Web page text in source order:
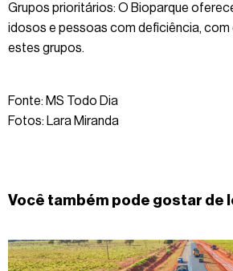
Grupos prioritários: O Bioparque
idosos e pessoas com deficiência,
estes grupos.
Fonte: MS Todo Dia
Fotos: Lara Miranda
Você também pode gostar de